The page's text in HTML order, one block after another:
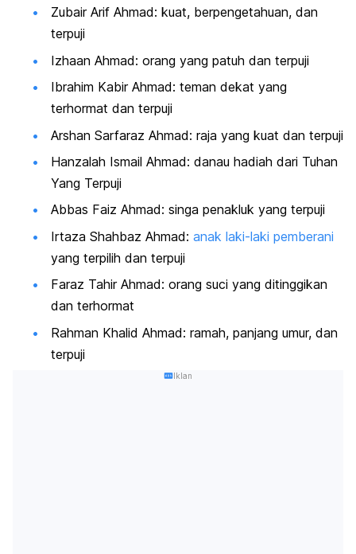
Zubair Arif Ahmad: kuat, berpengetahuan, dan
terpuji
Izhaan Ahmad: orang yang patuh dan terpuji
Ibrahim Kabir Ahmad: teman dekat yang
terhormat dan terpuji
Arshan Sarfaraz Ahmad: raja yang kuat dan terpuji
Hanzalah Ismail Ahmad: danau hadiah dari Tuhan
Yang Terpuji
Abbas Faiz Ahmad: singa penakluk yang terpuji
Irtaza Shahbaz Ahmad: anak laki-laki pemberani
yang terpilih dan terpuji
Faraz Tahir Ahmad: orang suci yang ditinggikan
dan terhormat
Rahman Khalid Ahmad: ramah, panjang umur, dan
terpuji
Iklan